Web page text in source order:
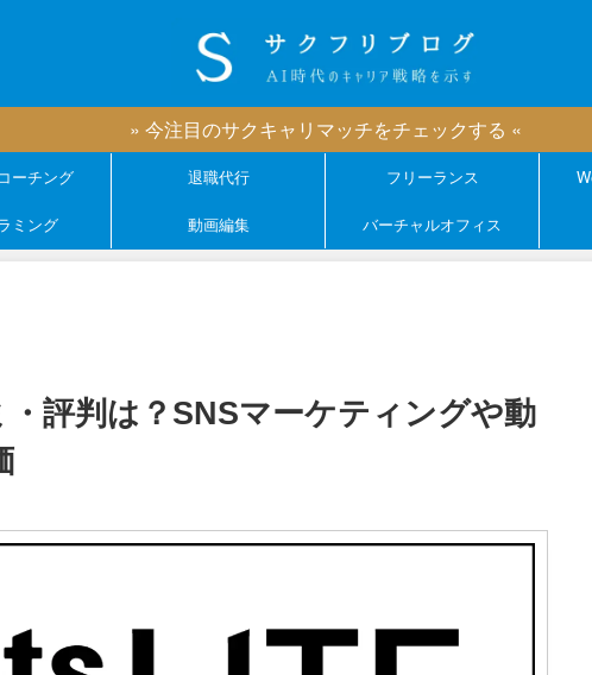
» 今注目のサクキャリマッチをチェックする «
ーチング 退職代行 フリーランス
ミング 動画編集 バーチャルオフィス
評判は？SNSマーケティングや動